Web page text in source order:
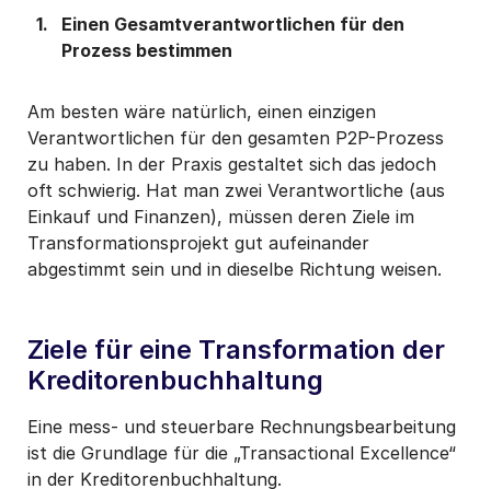
Einen Gesamtverantwortlichen für den
Prozess bestimmen
Am besten wäre natürlich, einen einzigen
Verantwortlichen für den gesamten P2P-Prozess
zu haben. In der Praxis gestaltet sich das jedoch
oft schwierig. Hat man zwei Verantwortliche (aus
Einkauf und Finanzen), müssen deren Ziele im
Transformationsprojekt gut aufeinander
abgestimmt sein und in dieselbe Richtung weisen.
Ziele für eine Transformation der
Kreditorenbuchhaltung
Eine mess- und steuerbare Rechnungsbearbeitung
ist die Grundlage für die „Transactional Excellence“
in der Kreditorenbuchhaltung.